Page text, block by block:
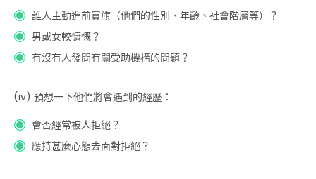
誰人主動進前買旗（他們的性別、年齡、社會階層等）？
男或女較慷慨？
有沒有人發問有關受助機構的問題？
(iv) 預想一下他們將會遇到的經歷：
會否經常被人拒絕？
應持甚麼心態去面對拒絕？